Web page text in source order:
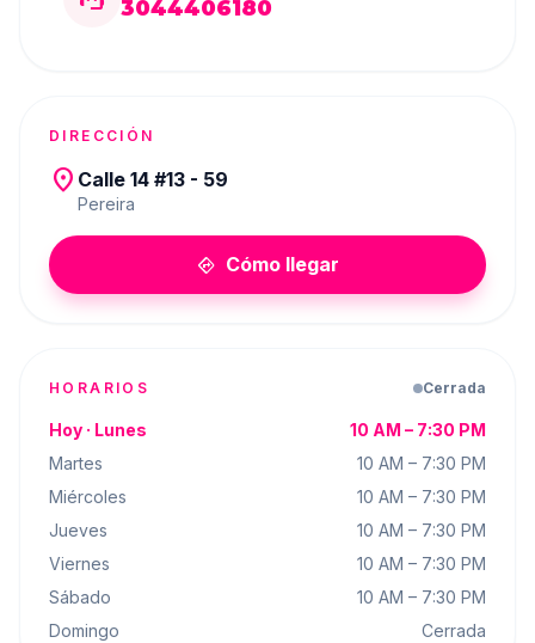
3044406180
DIRECCIÓN
place Calle 14 #13 - 59
Pereira
directions Cómo llegar
HORARIOS Cerrada
Hoy · Lunes
10 AM – 7:30 PM
Martes
10 AM – 7:30 PM
Miércoles
10 AM – 7:30 PM
Jueves
10 AM – 7:30 PM
Viernes
10 AM – 7:30 PM
Sábado
10 AM – 7:30 PM
Domingo
Cerrada